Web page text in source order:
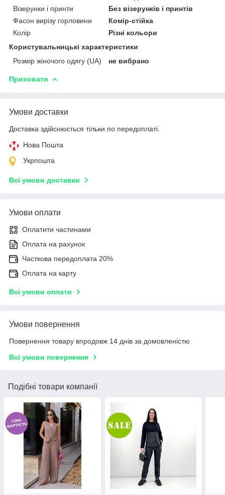
Візерунки і принти
Без візерунків і принтів
Фасон вирізу горловини
Комір-стійка
Колір
Різні кольори
Користувальницькі характеристики
Розмір жіночого одягу (UA)
не вибрано
Приховати
Умови доставки
Доставка здійснюється тільки по передоплаті.
Нова Пошта
Укрпошта
Всі умови доставки
Умови оплати
Оплатити частинами
Оплата на рахунок
Часткова передоплата 20%
Оплата на карту
Всі умови оплати
Умови повернення
Повернення товару впродовж 14 днів за домовленістю
Всі умови повернення
Подібні товари компанії